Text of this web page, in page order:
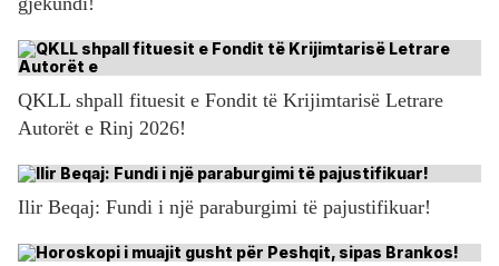
QKLL shpall fituesit e Fondit të Krijimtarisë Letrare
Autorët e Rinj 2026!
Ilir Beqaj: Fundi i një paraburgimi të pajustifikuar!